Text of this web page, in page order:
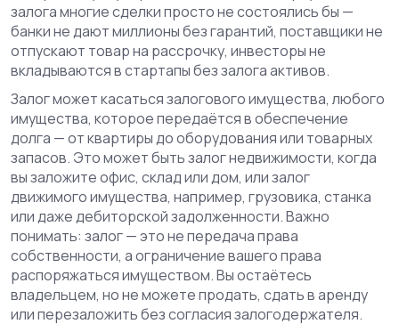
залога многие сделки просто не состоялись бы —
банки не дают миллионы без гарантий, поставщики не
отпускают товар на рассрочку, инвесторы не
вкладываются в стартапы без залога активов.
Залог может касатьсязалогового имущества, любого
имущества, которое передаётся в обеспечение
долга — от квартиры до оборудования или товарных
запасов. Это может бытьзалог недвижимости, когда
вы заложите офис, склад или дом, илизалог
движимого имущества, например, грузовика, станка
или даже дебиторской задолженности. Важно
понимать: залог — это не передача права
собственности, а ограничение вашего права
распоряжаться имуществом. Вы остаётесь
владельцем, но не можете продать, сдать в аренду
или перезаложить без согласия залогодержателя.